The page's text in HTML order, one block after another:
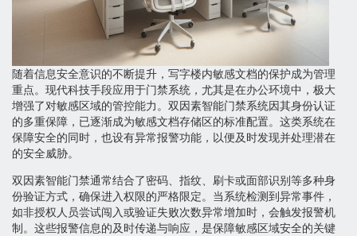
随着信息安全意识的不断提升，写字楼内敏感文档的保护成为管理
重点。现代科技手段应用于门禁系统，尤其是在办公环境中，极大
增强了对敏感区域的管控能力。双因素智能门禁系统因其身份认证
的多重保障，已逐渐成为敏感文档存储区的标准配置。这类系统在
保障安全的同时，也设有异常报警功能，以便及时发现并处理潜在
的安全威胁。
双因素智能门禁通常结合了密码、指纹、刷卡或面部识别等多种身
份验证方式，确保进入权限的严格限定。当系统检测到异常事件，
如非授权人员尝试闯入或验证失败次数异常增加时，会触发报警机
制。这些报警信息的及时传递与响应，是保障敏感区域安全的关键